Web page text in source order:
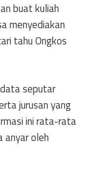
buat kuliah
menyediakan
tahu Ongkos
seputar
jurusan yang
ini rata-rata
anyar oleh